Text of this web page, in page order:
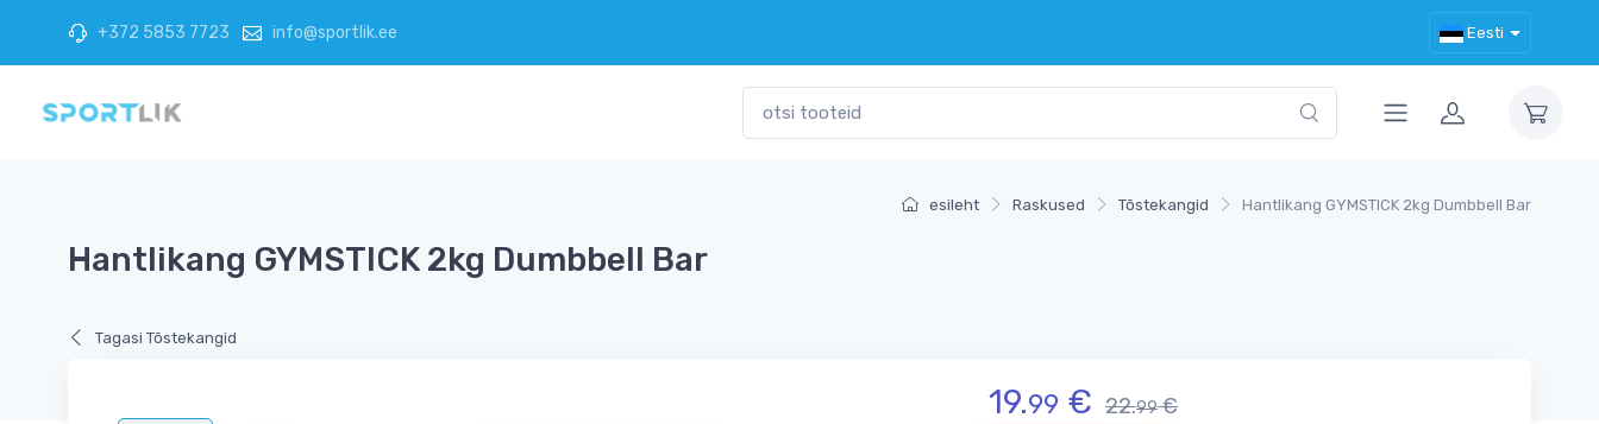
+372 5853 7723 info@sportlik.ee Eesti
esileht Raskused Tõstekangid Hantlikang GYMSTICK 2kg Dumbbell Bar
Hantlikang GYMSTICK 2kg Dumbbell Bar
Tagasi Tõstekangid
19.99 € 22.99€